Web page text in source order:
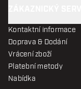
Kontaktní informace
Doprava & Dodání
Vrácení zboží
Platební metody
Nabídka